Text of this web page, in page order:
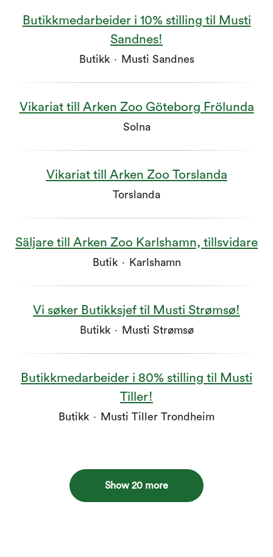
Butikkmedarbeider i 10% stilling til Musti
Sandnes!
Butikk · Musti Sandnes
Vikariat till Arken Zoo Göteborg Frölunda
Solna
Vikariat till Arken Zoo Torslanda
Torslanda
Säljare till Arken Zoo Karlshamn, tillsvidare
Butik · Karlshamn
Vi søker Butikksjef til Musti Strømsø!
Butikk · Musti Strømsø
Butikkmedarbeider i 80% stilling til Musti
Tiller!
Butikk · Musti Tiller Trondheim
Show 20 more